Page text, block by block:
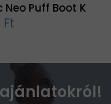
Neo Puff Boot K